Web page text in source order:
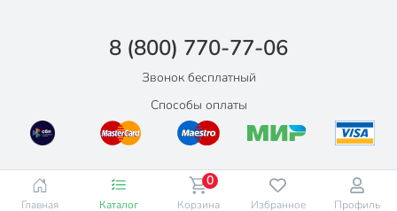
8 (800) 770-77-06
Звонок бесплатный
Способы оплаты
Главная Каталог Корзина
0
Избранное Профиль